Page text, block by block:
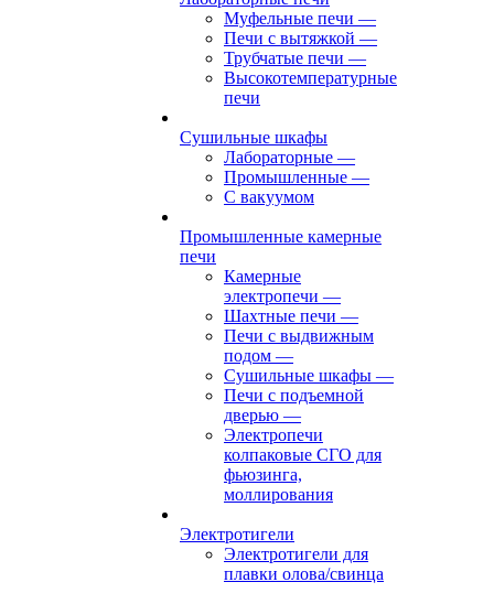
Муфельные печи —
Печи с вытяжкой —
Трубчатые печи —
Высокотемпературные
печи
Сушильные шкафы
Лабораторные —
Промышленные —
С вакуумом
Промышленные камерные
печи
Камерные
электропечи —
Шахтные печи —
Печи с выдвижным
подом —
Сушильные шкафы —
Печи с подъемной
дверью —
Электропечи
колпаковые СГО для
фьюзинга,
моллирования
Электротигели
Электротигели для
плавки олова/свинца